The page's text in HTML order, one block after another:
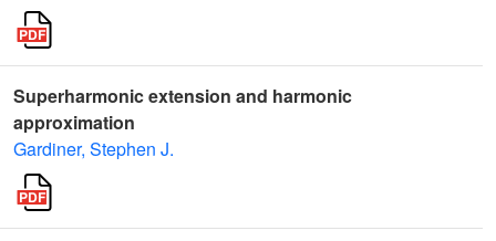
Superharmonic extension and harmonic
approximation
Gardiner, Stephen J.